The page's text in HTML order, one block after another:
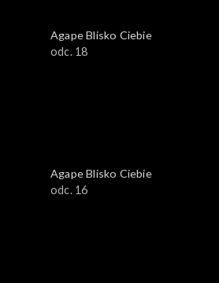
Agape Blisko Ciebie
odc. 18
Agape Blisko Ciebie
odc. 16